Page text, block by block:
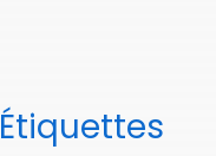
Étiquettes